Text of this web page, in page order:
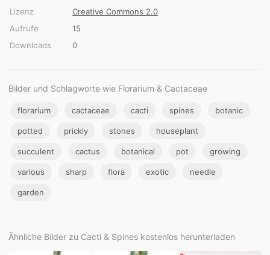
Lizenz
Creative Commons 2.0
Aufrufe
15
Downloads
0
Bilder und Schlagworte wie Florarium & Cactaceae
florarium cactaceae cacti spines botanic
potted prickly stones houseplant
succulent cactus botanical pot growing
various sharp flora exotic needle
garden
Ähnliche Bilder zu Cacti & Spines kostenlos herunterladen